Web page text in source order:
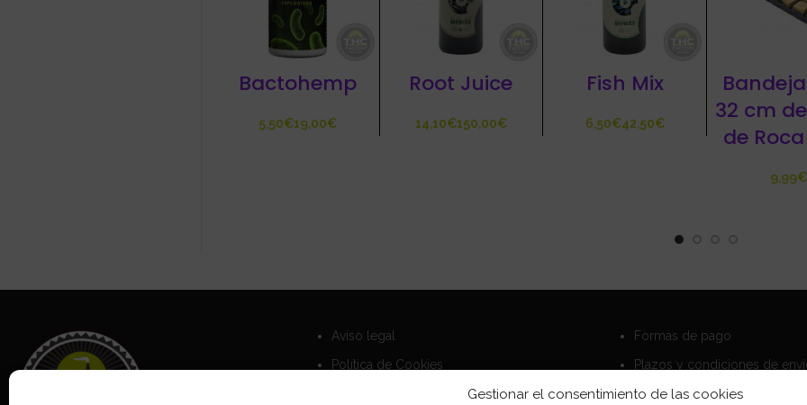
Gestionar el consentimiento de las cookies
Bactohemp
€ €
Root Juice
€ €
Fish Mix
€ €
32 cm
de
€
Aviso legal
Política de Cookies
Formas de pago
Plazos y condiciones de
Politica de devoluciones